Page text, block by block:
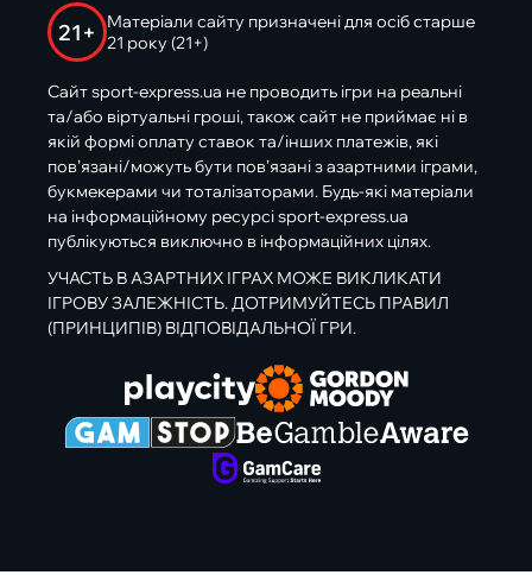
21+
Матеріали сайту призначені для осіб старше
21 року (21+)
Сайт sport-express.ua не проводить ігри на реальні
та/або віртуальні гроші, також сайт не приймає ні в
якій формі оплату ставок та/інших платежів, які
пов’язані/можуть бути пов’язані з азартними іграми,
букмекерами чи тоталізаторами. Будь-які матеріали
на інформаційному ресурсі sport-express.ua
публікуються виключно в інформаційних цілях.
УЧАСТЬ В АЗАРТНИХ ІГРАХ МОЖЕ ВИКЛИКАТИ
ІГРОВУ ЗАЛЕЖНІСТЬ. ДОТРИМУЙТЕСЬ ПРАВИЛ
(ПРИНЦИПІВ) ВІДПОВІДАЛЬНОЇ ГРИ.